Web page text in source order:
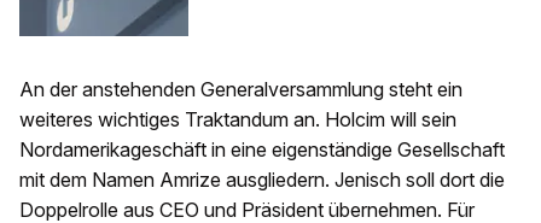
An der anstehenden Generalversammlung steht ein
weiteres wichtiges Traktandum an. Holcim will sein
Nordamerikageschäft in eine eigenständige Gesellschaft
mit dem Namen Amrize ausgliedern. Jenisch soll dort die
Doppelrolle aus CEO und Präsident übernehmen. Für